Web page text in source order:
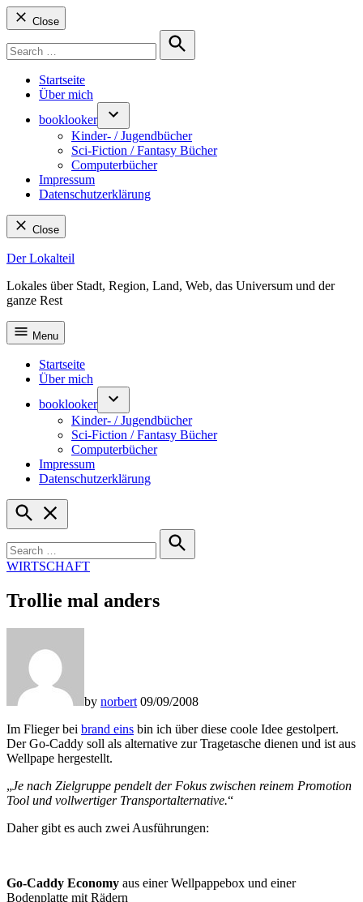
Close
for:
Search
Startseite
Über mich
booklooker
Kinder- / Jugendbücher
Sci-Fiction / Fantasy Bücher
Computerbücher
Impressum
Datenschutzerklärung
Close
Skip
content
Der Lokalteil
Lokales über Stadt, Region, Land, Web, das Universum und der
ganze Rest
Menu
Startseite
Über mich
booklooker
Kinder- / Jugendbücher
Sci-Fiction / Fantasy Bücher
Computerbücher
Impressum
Datenschutzerklärung
Open
Search
for:
Search
POSTED
WIRTSCHAFT
Trollie mal anders
by norbert 09/09/2008
Im Flieger bei brand eins bin ich über diese coole Idee gestolpert.
Der Go-Caddy soll als alternative zur Tragetasche dienen und ist aus
Wellpape hergestellt.
„Je nach Zielgruppe pendelt der Fokus zwischen reinem Promotion
Tool und vollwertiger Transportalternative.“
Daher gibt es auch zwei Ausführungen:
Go-Caddy Economy aus einer Wellpappebox und einer
Bodenplatte mit Rädern